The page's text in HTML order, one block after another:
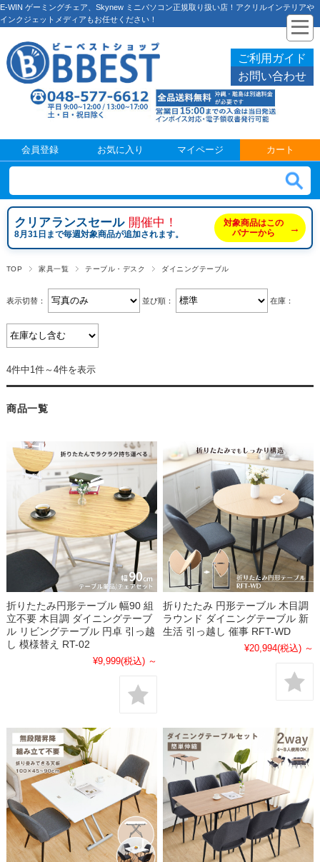
E-WIN ゲーミングチェア、Skynew ミニパソコン正規取り扱い店！アクリルインテリアや
インクジェットメディアもお任せください！
ご利用ガイド
お問い合わせ
会員登録 お気に入り マイページ カート
クリアランスセール 開催中！
8月31日まで毎週対象商品が追加されます。
対象商品はこの
バナーから
→
TOP 家具一覧 テーブル・デスク ダイニングテーブル
表示切替： 並び順： 在庫：
4件中1件～4件を表示
商品一覧
折りたたみ円形テーブル 幅90 組
立不要 木目調 ダイニングテーブ
ル リビングテーブル 円卓 引っ越
し 模様替え RT-02
¥9,999(税込) ～
折りたたみ 円形テーブル 木目調
ラウンド ダイニングテーブル 新
生活 引っ越し 催事 RFT-WD
¥20,994(税込) ～